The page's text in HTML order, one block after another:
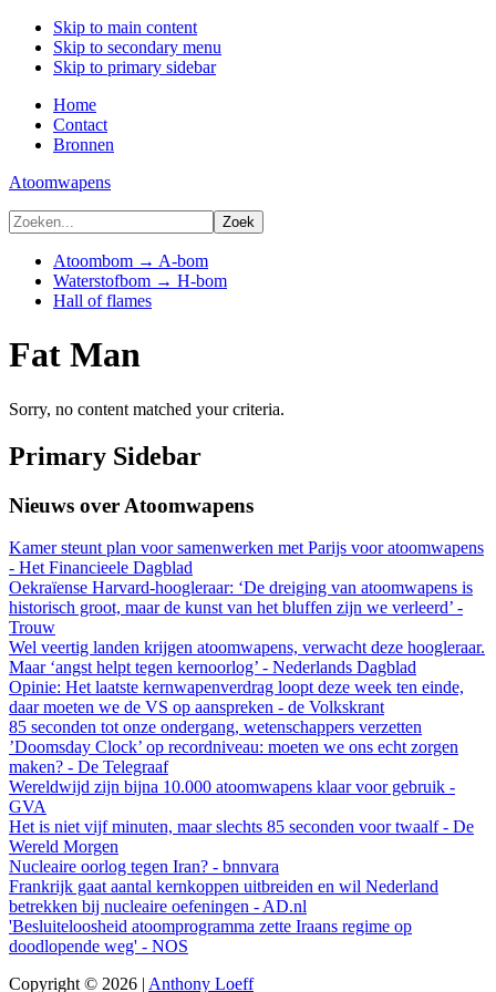
Skip to main content
Skip to secondary menu
Skip to primary sidebar
Home
Contact
Bronnen
Atoomwapens
Atoombom → A-bom
Waterstofbom → H-bom
Hall of flames
Fat Man
Sorry, no content matched your criteria.
Primary Sidebar
Nieuws over Atoomwapens
Kamer steunt plan voor samenwerken met Parijs voor atoomwapens
- Het Financieele Dagblad
Oekraïense Harvard-hoogleraar: ‘De dreiging van atoomwapens is
historisch groot, maar de kunst van het bluffen zijn we verleerd’ -
Trouw
Wel veertig landen krijgen atoomwapens, verwacht deze hoogleraar.
Maar ‘angst helpt tegen kernoorlog’ - Nederlands Dagblad
Opinie: Het laatste kernwapenverdrag loopt deze week ten einde,
daar moeten we de VS op aanspreken - de Volkskrant
85 seconden tot onze ondergang, wetenschappers verzetten
’Doomsday Clock’ op recordniveau: moeten we ons echt zorgen
maken? - De Telegraaf
Wereldwijd zijn bijna 10.000 atoomwapens klaar voor gebruik -
GVA
Het is niet vijf minuten, maar slechts 85 seconden voor twaalf - De
Wereld Morgen
Nucleaire oorlog tegen Iran? - bnnvara
Frankrijk gaat aantal kernkoppen uitbreiden en wil Nederland
betrekken bij nucleaire oefeningen - AD.nl
'Besluiteloosheid atoomprogramma zette Iraans regime op
doodlopende weg' - NOS
Copyright © 2026 | Anthony Loeff